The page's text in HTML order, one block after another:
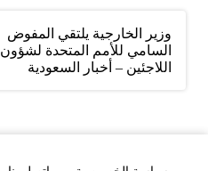
وزير الخارجية يلتقي المفوض
السامي للأمم المتحدة لشؤون
اللاجئين – أخبار السعودية